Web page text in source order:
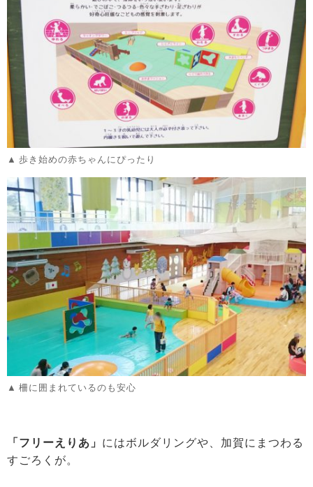
歩き始めの赤ちゃんにぴったり
柵に囲まれているのも安心
「フリーえりあ」 にはボルダリングや、加賀にまつわる
すごろくが。